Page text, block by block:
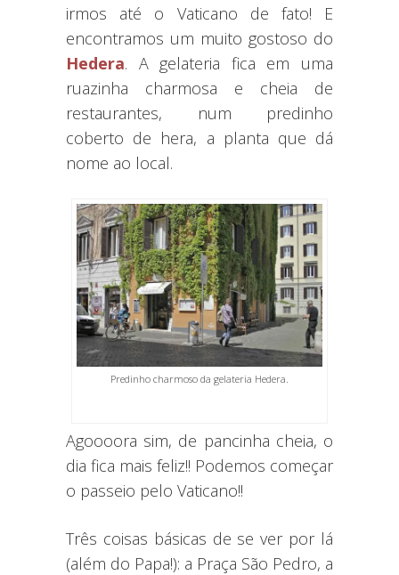
irmos até o Vaticano de fato! E
encontramos um muito gostoso do
Hedera. A gelateria fica em uma
ruazinha charmosa e cheia de
restaurantes, num predinho
coberto de hera, a planta que dá
nome ao local.
Predinho charmoso da gelateria Hedera.
Agoooora sim, de pancinha cheia, o
dia fica mais feliz!! Podemos começar
o passeio pelo Vaticano!!
Três coisas básicas de se ver por lá
(além do Papa!): a Praça São Pedro, a